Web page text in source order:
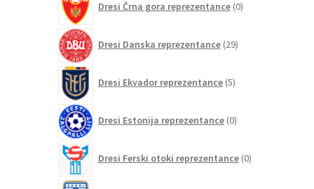
Dresi Črna gora reprezentance 0izdelkov
Dresi Danska reprezentance 29izdelkov
Dresi Ekvador reprezentance 5izdelkov
Dresi Estonija reprezentance 0izdelkov
Dresi Ferski otoki reprezentance 0izdelkov